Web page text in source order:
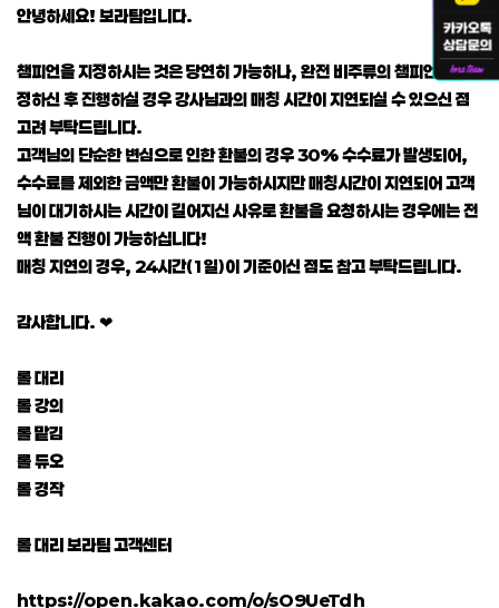
본문
안녕하세요! 보라팀입니다.
챔피언을 지정하시는 것은 당연히 가능하나, 완전 비주류의 챔피언을 지
정하신 후 진행하실 경우 강사님과의 매칭 시간이 지연되실 수 있으신 점
고려 부탁드립니다.
고객님의 단순한 변심으로 인한 환불의 경우 30% 수수료가 발생되어,
수수료를 제외한 금액만 환불이 가능하시지만 매칭시간이 지연되어 고객
님이 대기하시는 시간이 길어지신 사유로 환불을 요청하시는 경우에는 전
액 환불 진행이 가능하십니다!
매칭 지연의 경우, 24시간(1일)이 기준이신 점도 참고 부탁드립니다.
감사합니다. ❤
롤 대리
롤 강의
롤 맡김
롤 듀오
롤 경작
롤 대리 보라팀 고객센터
https://open.kakao.com/o/sO9UeTdh